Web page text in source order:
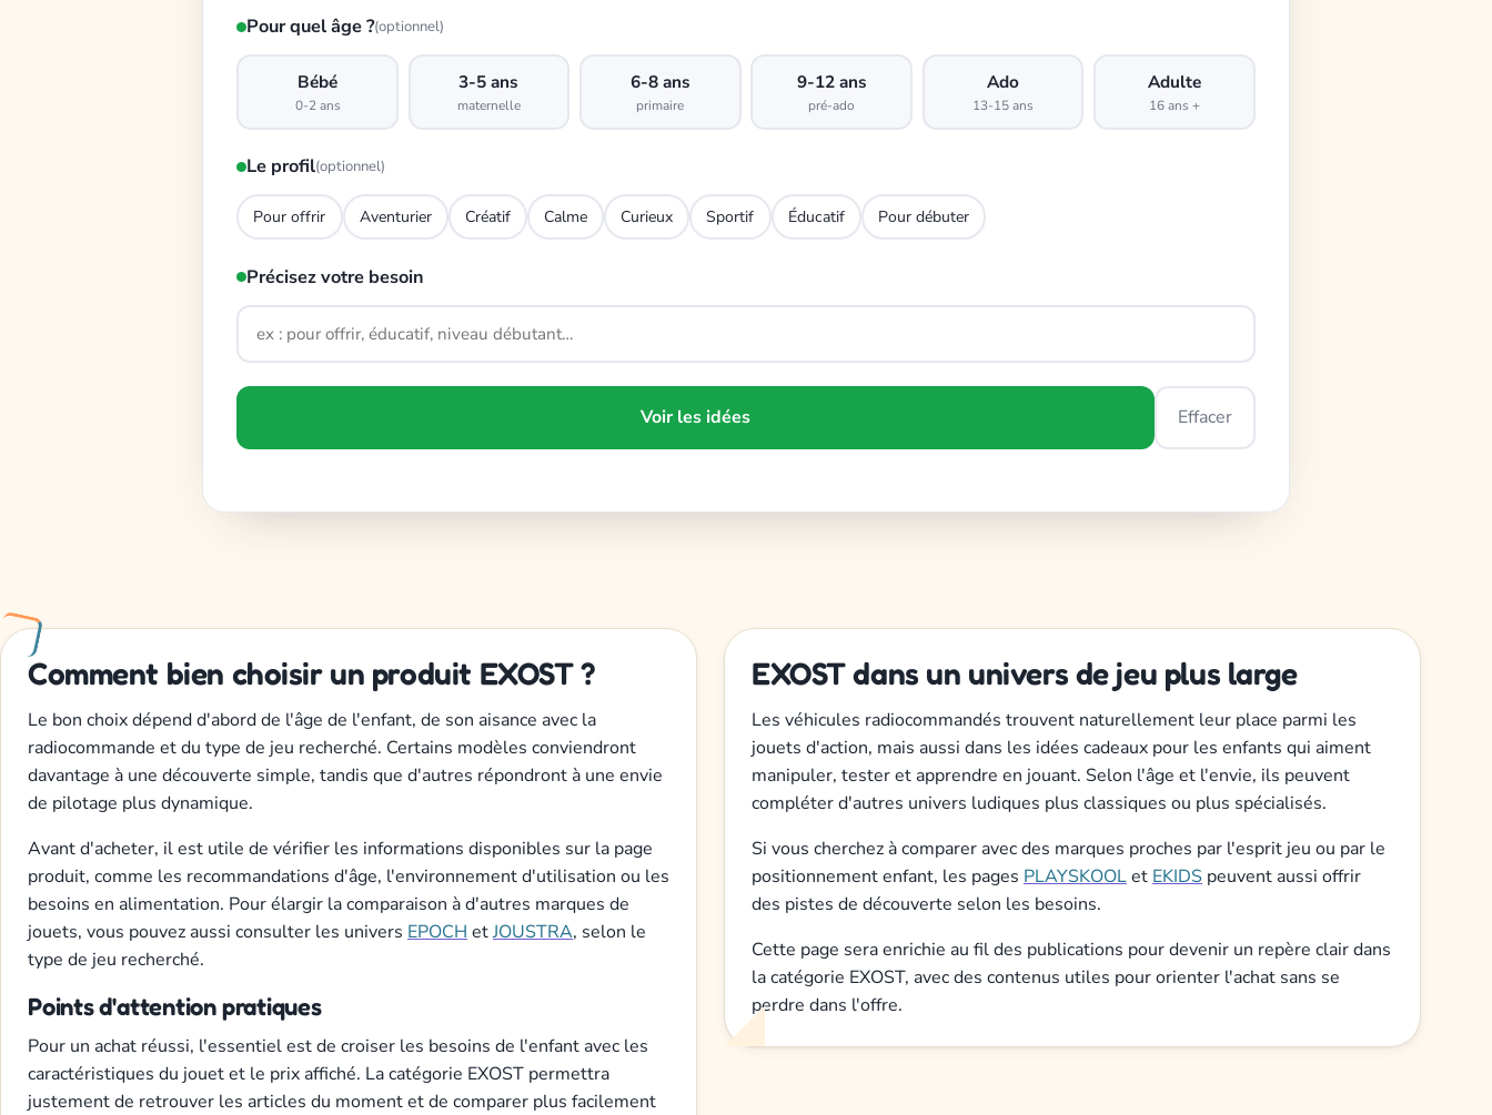
Pour quel âge ?(optionnel)
Bébé
0-2 ans
3-5 ans
maternelle
6-8 ans
primaire
9-12 ans
pré-ado
Ado
13-15 ans
Adulte
16 ans +
Le profil(optionnel)
Pour offrir Aventurier Créatif Calme Curieux Sportif Éducatif Pour débuter
Précisez votre besoin
Voir les idées Effacer
Comment bien choisir un produit EXOST ?
Le bon choix dépend d'abord de l'âge de l'enfant, de son aisance avec la
radiocommande et du type de jeu recherché. Certains modèles conviendront
davantage à une découverte simple, tandis que d'autres répondront à une envie
de pilotage plus dynamique.
Avant d'acheter, il est utile de vérifier les informations disponibles sur la page
produit, comme les recommandations d'âge, l'environnement d'utilisation ou les
besoins en alimentation. Pour élargir la comparaison à d'autres marques de
jouets, vous pouvez aussi consulter les univers EPOCH etJOUSTRA, selon le
type de jeu recherché.
Points d'attention pratiques
Pour un achat réussi, l'essentiel est de croiser les besoins de l'enfant avec les
caractéristiques du jouet et le prix affiché. La catégorie EXOST permettra
justement de retrouver les articles du moment et de comparer plus facilement
EXOST dans un univers de jeu plus large
Les véhicules radiocommandés trouvent naturellement leur place parmi les
jouets d'action, mais aussi dans les idées cadeaux pour les enfants qui aiment
manipuler, tester et apprendre en jouant. Selon l'âge et l'envie, ils peuvent
compléter d'autres univers ludiques plus classiques ou plus spécialisés.
Si vous cherchez à comparer avec des marques proches par l'esprit jeu ou par le
positionnement enfant, les pages PLAYSKOOLet EKIDS peuvent aussi offrir
des pistes de découverte selon les besoins.
Cette page sera enrichie au fil des publications pour devenir un repère clair dans
la catégorie EXOST, avec des contenus utiles pour orienter l'achat sans se
perdre dans l'offre.